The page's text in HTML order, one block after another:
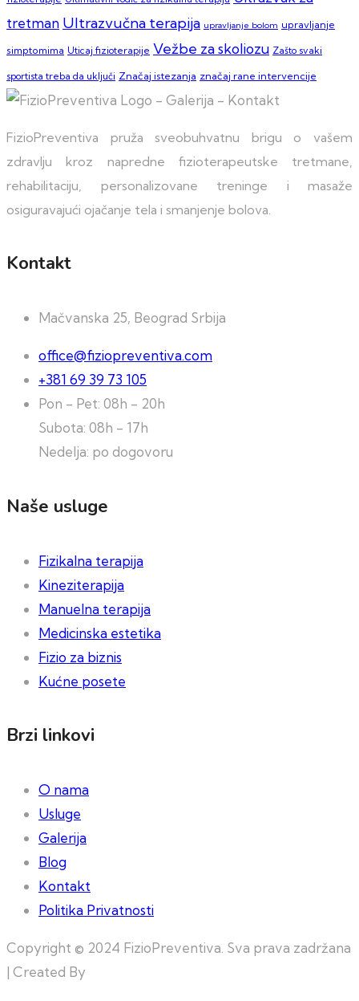
tretman Ultrazvučna terapija upravljanje bolom upravljanje
simptomima Uticaj fizioterapije Vežbe za skoliozu Zašto svaki
sportista treba da uključi Značaj istezanja značaj rane intervencije
FizioPreventiva pruža sveobuhvatnu brigu o vašem
zdravlju kroz napredne fizioterapeutske tretmane,
rehabilitaciju, personalizovane treninge i masaže
osiguravajući ojačanje tela i smanjenje bolova.
Kontakt
Mačvanska 25, Beograd Srbija
office@fiziopreventiva.com
+381 69 39 73 105
Pon - Pet: 08h - 20h
Subota: 08h - 17h
Nedelja: po dogovoru
Naše usluge
Fizikalna terapija
Kineziterapija
Manuelna terapija
Medicinska estetika
Fizio za biznis
Kućne posete
Brzi linkovi
O nama
Usluge
Galerija
Blog
Kontakt
Politika Privatnosti
Copyright © 2024 FizioPreventiva. Sva prava zadržana
| Created By